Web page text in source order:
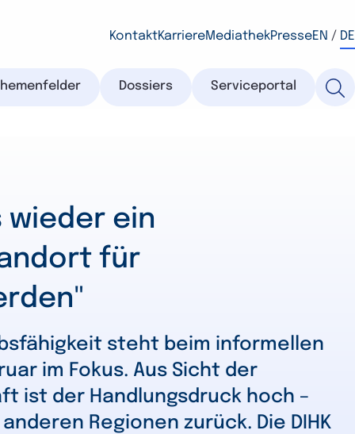
KontaktKarriereMediathekPresseEN / DE
Dossiers Serviceportal
wieder ein
für
steht beim informellen
im Fokus. Aus Sicht der
ist der Handlungsdruck hoch –
Regionen zurück. Die DIHK